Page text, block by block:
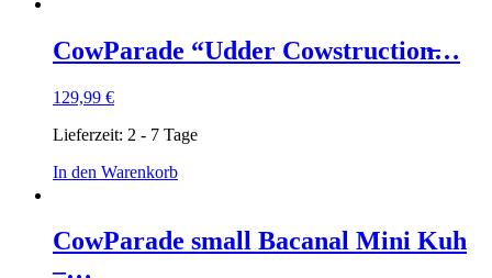
CowParade “Udder Cowstruction̶…
129,99 €
Lieferzeit: 2 - 7 Tage
In den Warenkorb
CowParade small Bacanal Mini Kuh
–…